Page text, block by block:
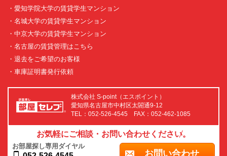
・愛知学院大学の賃貸学生マンション
・名城大学の賃貸学生マンション
・中京大学の賃貸学生マンション
・名古屋の賃貸管理はこちら
・退去をご希望のお客様
・車庫証明書発行依頼
株式会社 S-point（エスポイント）
愛知県名古屋市中村区太閤通9-12
TEL：052-526-4545 FAX：052-462-1085
お気軽にご相談・お問い合わせください。
お部屋探し専用ダイヤル
お問い合わせ